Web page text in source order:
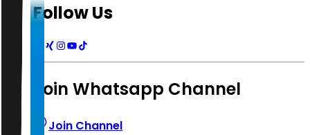
Follow Us
Join Whatsapp Channel
Join Channel